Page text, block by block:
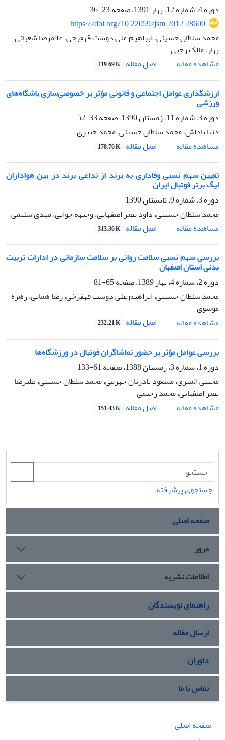
دوره 4، شماره 12، بهار 1391، صفحه
23-36
https://doi.org/10.22059/jsm.2012.28600
محمد سلطان حسینی، ابراهیم علی دوست قهفرخی، غلامرضا شعبانی
بهار، مالک رجبی
مشاهده مقاله
اصل مقاله 119.69 K
ارزشگذاری عوامل اجتماعی و قانونی مؤثر بر خصوصی‌سازی باشگاه‌های
ورزشی
دوره 3، شماره 11، زمستان 1390، صفحه
33-52
دنیا پاداش، محمد سلطان حسینی، محمد خبیری
مشاهده مقاله
اصل مقاله 178.76 K
تعیین سهم نسبی وفاداری به برند از تداعی برند در بین هواداران
لیگ برتر فوتبال ایران
دوره 3، شماره 9، تابستان 1390
محمد سلطان حسینی، داود نصر اصفهانی، وجیهه جوانی، مهدی سلیمی
مشاهده مقاله
اصل مقاله 313.36 K
بررسی سهم نسبی سلامت روانی بر سلامت سازمانی در ادارات تربیت
بدنی استان اصفهان
دوره 2، شماره 4، بهار 1389، صفحه
65-81
محمد سلطان حسینی، ابراهیم علی دوست قهفرخی، رضا همایی، زهره
موسوی
مشاهده مقاله
اصل مقاله 232.21 K
بررسی عوامل مؤثر بر حضور تماشاگران فوتبال در ورزشگاه‌ها
دوره 1، شماره 3، زمستان 1388، صفحه
61-133
مجتبی المیری، مسعود نادریان جهرمی، محمد سلطان حسینی، علیرضا
نصر اصفهانی، محمد رحیمی
مشاهده مقاله
اصل مقاله 151.43 K
جستجوی پیشرفته
صفحه اصلی
مرور
اطلاعات نشریه
راهنمای نویسندگان
ارسال مقاله
داوران
تماس با ما
صفحه اصلی